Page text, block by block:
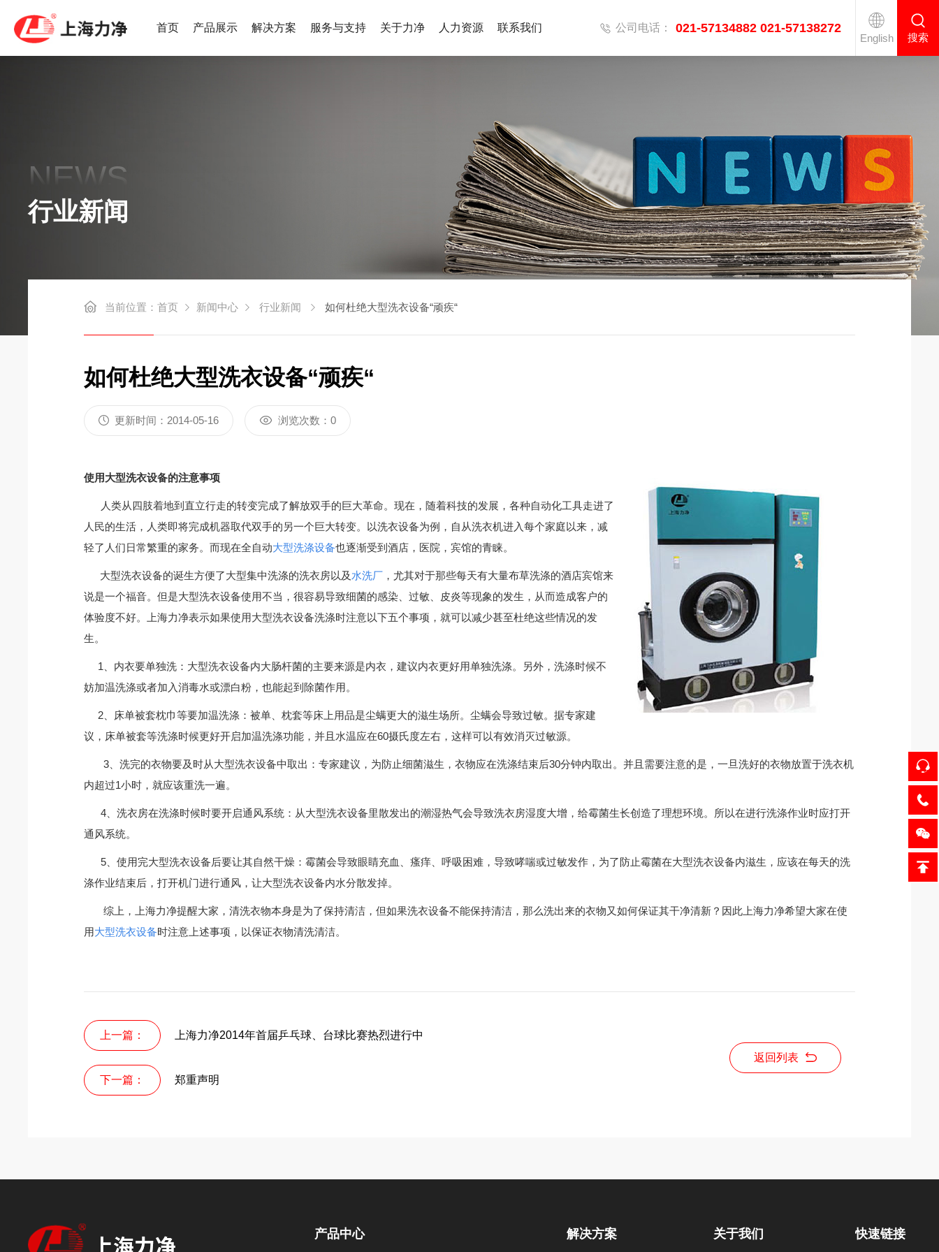
搜索
English
公司电话： 021-57134882 021-57138272
首页 产品展示
医疗集成洗涤系统
高速后整理系列 工业洗衣机系列 工业烘干机系列
辅助设备 衣服后整理设备
解决方案
解决方案
案例视频
服务与支持 关于力净 人力资源 联系我们
NEWS
行业新闻
当前位置：首页 新闻中心 行业新闻 如何杜绝大型洗衣设备“顽疾“
如何杜绝大型洗衣设备“顽疾“
更新时间：2014-05-16 浏览次数：0
使用大型洗衣设备的注意事项
人类从四肢着地到直立行走的转变完成了解放双手的巨大革命。现在，随着科技的发展，各种自动化工具走进了
人民的生活，人类即将完成机器取代双手的另一个巨大转变。以洗衣设备为例，自从洗衣机进入每个家庭以来，减
轻了人们日常繁重的家务。而现在全自动大型洗涤设备也逐渐受到酒店，医院，宾馆的青睐。
大型洗衣设备的诞生方便了大型集中洗涤的洗衣房以及 水洗厂 ，尤其对于那些每天有大量布草洗涤的酒店宾馆来
说是一个福音。但是大型洗衣设备使用不当，很容易导致细菌的感染、过敏、皮炎等现象的发生，从而造成客户的
体验度不好。上海力净表示如果使用大型洗衣设备洗涤时注意以下五个事项，就可以减少甚至杜绝这些情况的发
生。
1、内衣要单独洗：大型洗衣设备内大肠杆菌的主要来源是内衣，建议内衣更好用单独洗涤。另外，洗涤时候不
妨加温洗涤或者加入消毒水或漂白粉，也能起到除菌作用。
2、床单被套枕巾等要加温洗涤：被单、枕套等床上用品是尘螨更大的滋生场所。尘螨会导致过敏。据专家建
议，床单被套等洗涤时候更好开启加温洗涤功能，并且水温应在60摄氏度左右，这样可以有效消灭过敏源。
3、洗完的衣物要及时从大型洗衣设备中取出：专家建议，为防止细菌滋生，衣物应在洗涤结束后30分钟内取出。并且需要注意的是，一旦洗好的衣物放置于洗衣机
内超过1小时，就应该重洗一遍。
4、洗衣房在洗涤时候时要开启通风系统：从大型洗衣设备里散发出的潮湿热气会导致洗衣房湿度大增，给霉菌生长创造了理想环境。所以在进行洗涤作业时应打开
通风系统。
5、使用完大型洗衣设备后要让其自然干燥：霉菌会导致眼睛充血、瘙痒、呼吸困难，导致哮喘或过敏发作，为了防止霉菌在大型洗衣设备内滋生，应该在每天的洗
涤作业结束后，打开机门进行通风，让大型洗衣设备内水分散发掉。
综上，上海力净提醒大家，清洗衣物本身是为了保持清洁，但如果洗衣设备不能保持清洁，那么洗出来的衣物又如何保证其干净清新？因此上海力净希望大家在使
用大型洗衣设备时注意上述事项，以保证衣物清洗清洁。
上一篇： 上海力净2014年首届乒乓球、台球比赛热烈进行中
下一篇： 郑重声明
返回列表
产品中心 解决方案 关于我们 快速链接